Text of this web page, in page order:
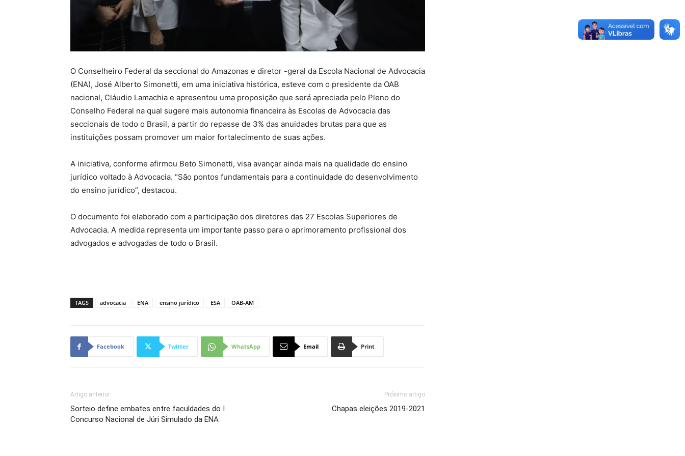
O Conselheiro Federal da seccional do Amazonas e diretor -geral da Escola Nacional de Advocacia
(ENA), José Alberto Simonetti, em uma iniciativa histórica, esteve com o presidente da OAB
nacional, Cláudio Lamachia e apresentou uma proposição que será apreciada pelo Pleno do
Conselho Federal na qual sugere mais autonomia financeira às Escolas de Advocacia das
seccionais de todo o Brasil, a partir do repasse de 3% das anuidades brutas para que as
instituições possam promover um maior fortalecimento de suas ações.
A iniciativa, conforme afirmou Beto Simonetti, visa avançar ainda mais na qualidade do ensino
jurídico voltado à Advocacia. “São pontos fundamentais para a continuidade do desenvolvimento
do ensino jurídico”, destacou.
O documento foi elaborado com a participação dos diretores das 27 Escolas Superiores de
Advocacia. A medida representa um importante passo para o aprimoramento profissional dos
advogados e advogadas de todo o Brasil.
TAGS advocacia ENA ensino jurídico ESA OAB-AM
Facebook Twitter WhatsApp Email Print
Artigo anterior
Sorteio define embates entre faculdades do I
Concurso Nacional de Júri Simulado da ENA
Próximo artigo
Chapas eleições 2019-2021